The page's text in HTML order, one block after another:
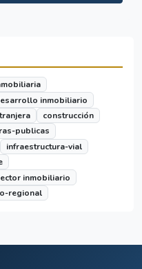
inmobiliario
construcción
publicas
infraestructura-vial
inmobiliario
regional